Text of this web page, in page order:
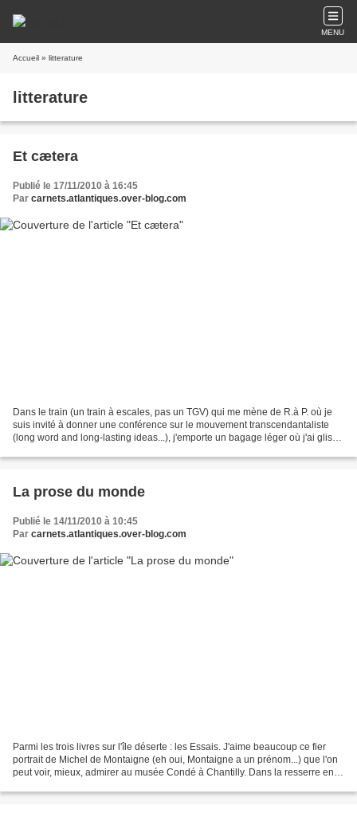
MENU
Accueil » litterature
litterature
Et cætera
Publié le 17/11/2010 à 16:45
Par carnets.atlantiques.over-blog.com
Dans le train (un train à escales, pas un TGV) qui me mène de R.à P. où je
suis invité à donner une conférence sur le mouvement transcendantaliste
(long word and long-lasting ideas...), j'emporte un bagage léger où j'ai glissé
La prose du monde
Publié le 14/11/2010 à 10:45
Par carnets.atlantiques.over-blog.com
Parmi les trois livres sur l'île déserte : les Essais. J'aime beaucoup ce fier
portrait de Michel de Montaigne (eh oui, Montaigne a un prénom...) que l'on
peut voir, mieux, admirer au musée Condé à Chantilly. Dans la resserre en